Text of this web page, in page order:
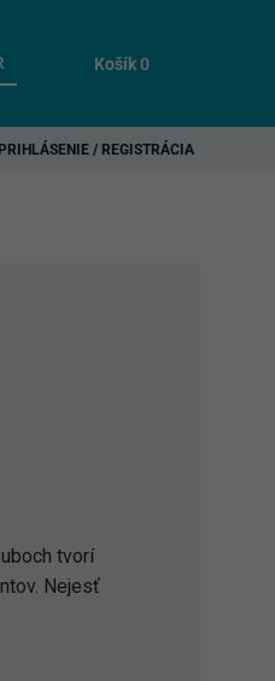
Košík0
PRIHLÁSENIE / REGISTRÁCIA
tvorí
Nejesť